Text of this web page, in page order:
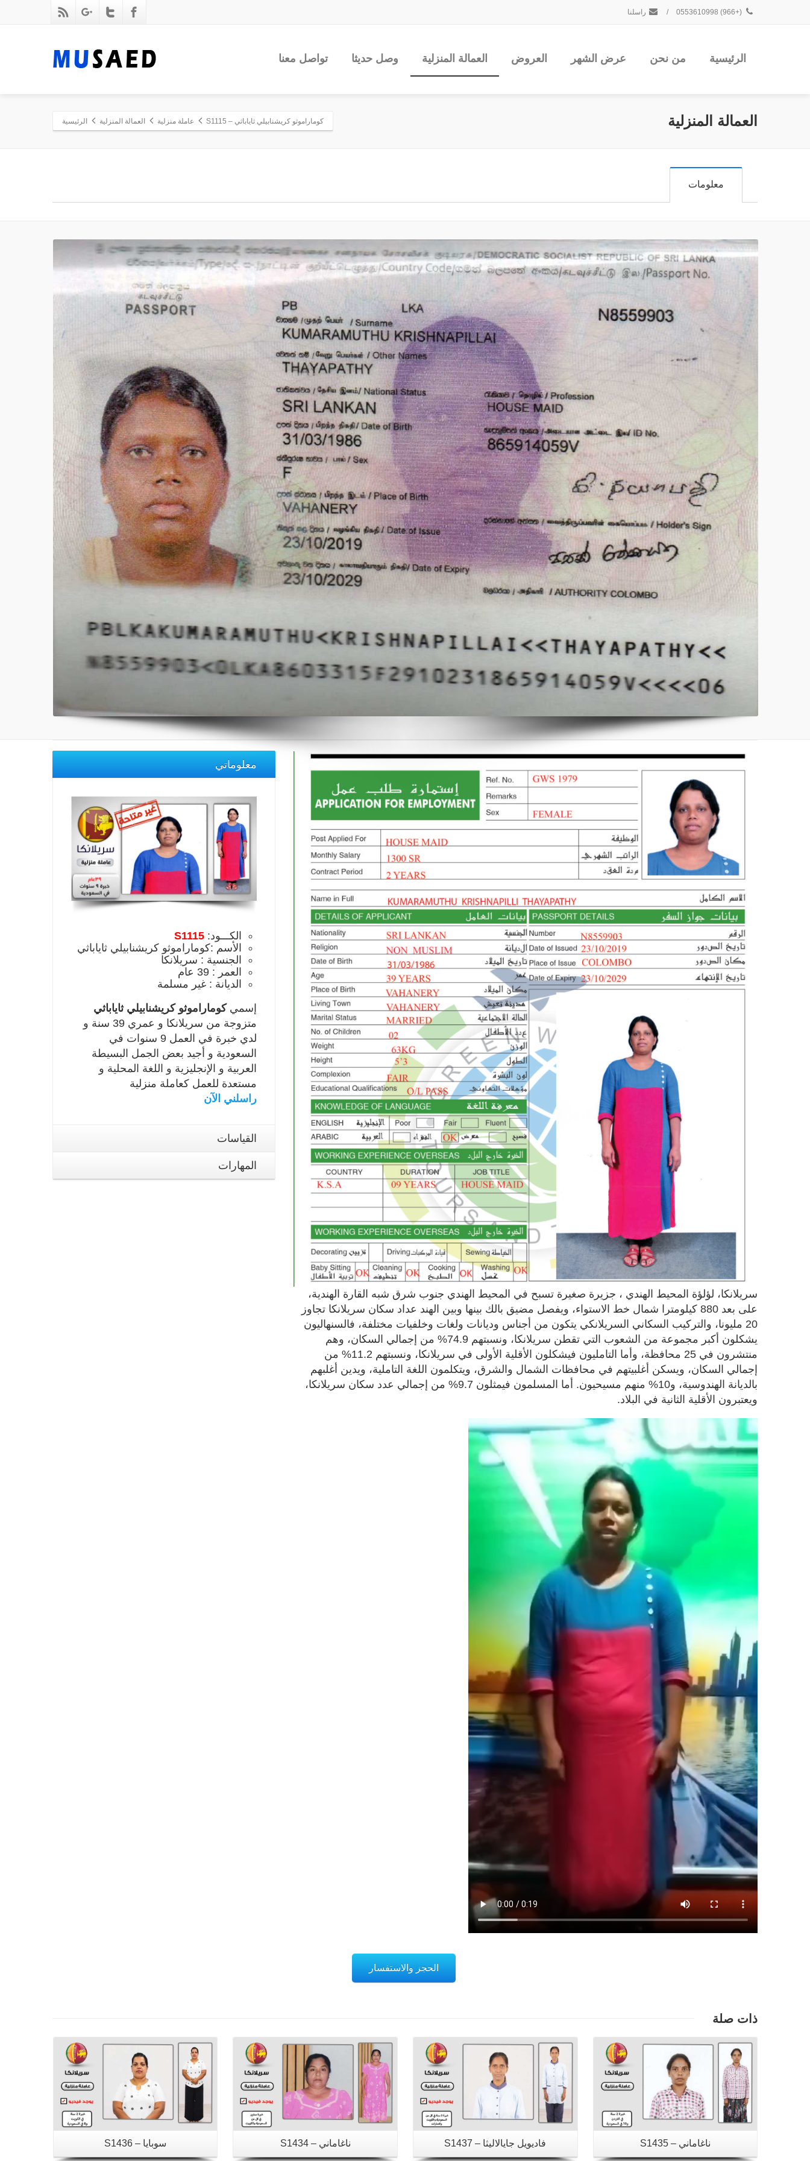
(+966) 0553610998
/ راسلنا
الرئيسية من نحن عرض الشهر العروض العمالة المنزلية وصل حديثا تواصل معنا
العمالة المنزلية كوماراموثو كريشنابيلي ثاياباثي – S1115 عاملة منزلية العمالة المنزلية الرئيسية
معلومات
معلوماتي
الكـــود: S1115
الأسم :كوماراموثو كريشنابيلي ثاياباثي
الجنسية : سريلانكا
العمر : 39 عام
الديانة : غير مسلمة
إسميكوماراموثو كريشنابيلي ثاياباثي
متزوجة من سريلانكا و عمري 39 سنة و
لدي خبرة في العمل 9 سنوات في
السعودية و أجيد بعض الجمل البسيطة
العربية و الإنجليزية و اللغة المحلية و
مستعدة للعمل كعاملة منزلية
راسلني الآن
القياسات
المهارات
سريلانكا، لؤلؤة المحيط الهندي ، جزيرة صغيرة تسبح في المحيط الهندي جنوب شرق شبه القارة الهندية،
على بعد 880 كيلومترا شمال خط الاستواء، ويفصل مضيق بالك بينها وبين الهند عداد سكان سريلانكا تجاوز
20 مليونا، والتركيب السكاني السريلانكي يتكون من أجناس وديانات ولغات وخلفيات مختلفة، فالسنهاليون
يشكلون أكبر مجموعة من الشعوب التي تقطن سريلانكا، ونسبتهم 74.9% من إجمالي السكان، وهم
منتشرون في 25 محافظة، وأما التامليون فيشكلون الأقلية الأولى في سريلانكا، ونسبتهم 11.2% من
إجمالي السكان، ويسكن أغلبيتهم في محافظات الشمال والشرق، ويتكلمون اللغة التاملية، ويدين أغلبهم
بالديانة الهندوسية، و10% منهم مسيحيون. أما المسلمون فيمثلون 9.7% من إجمالي عدد سكان سريلانكا،
ويعتبرون الأقلية الثانية في البلاد.
الحجز والاستفسار
ذات صلة
سوبايا – S1436 ناغاماني – S1434 فاديويل جايالاليثا – S1437 ناغاماني – S1435